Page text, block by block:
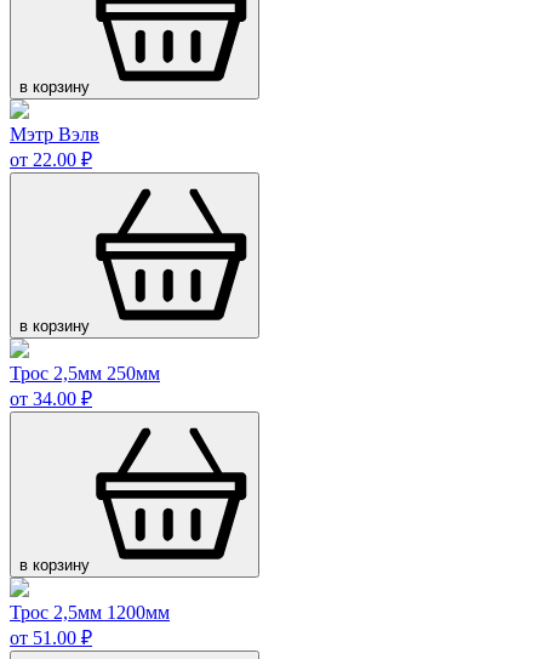
в корзину
Мэтр Вэлв
от 22.00 ₽
в корзину
Трос 2,5мм 250мм
от 34.00 ₽
в корзину
Трос 2,5мм 1200мм
от 51.00 ₽